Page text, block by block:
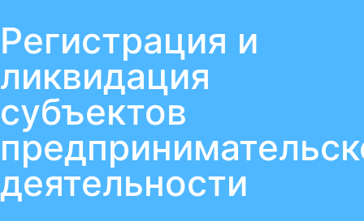
Регистрация и
ликвидация
субъектов
деятельности